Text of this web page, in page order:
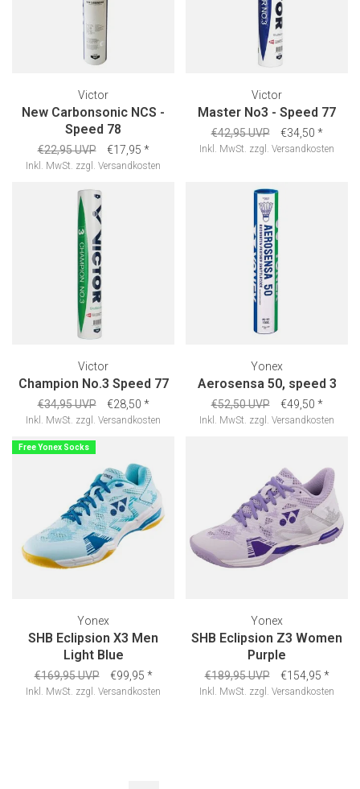
Victor
New Carbonsonic NCS -
Speed 78
€22,95 UVP €17,95 *
Inkl. MwSt. zzgl. Versandkosten
Victor
Master No3 - Speed 77
€42,95 UVP €34,50 *
Inkl. MwSt. zzgl. Versandkosten
Victor
Champion No.3 Speed 77
€34,95 UVP €28,50 *
Inkl. MwSt. zzgl. Versandkosten
Yonex
Aerosensa 50, speed 3
€52,50 UVP €49,50 *
Inkl. MwSt. zzgl. Versandkosten
Free Yonex Socks
Yonex
SHB Eclipsion X3 Men
Light Blue
€169,95 UVP €99,95 *
Inkl. MwSt. zzgl. Versandkosten
Yonex
SHB Eclipsion Z3 Women
Purple
€189,95 UVP €154,95 *
Inkl. MwSt. zzgl. Versandkosten